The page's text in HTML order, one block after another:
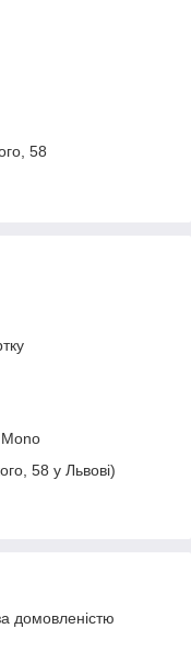
58
Mono
58 у Львові)
домовленістю